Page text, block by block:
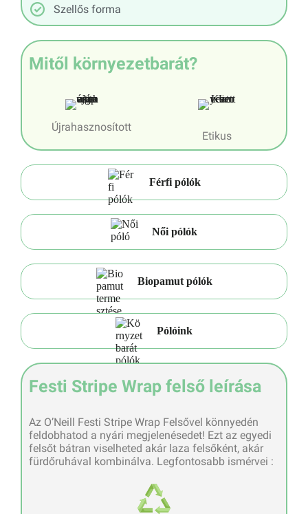
Szellős forma
Mitől környezetbarát?
Újrahasznosított
Etikus
Férfi pólók
Női pólók
Biopamut pólók
Pólóink
Festi Stripe Wrap felső leírása
Az O’Neill Festi Stripe Wrap Felsővel könnyedén
feldobhatod a nyári megjelenésedet! Ezt az egyedi
felsőt bátran viselheted akár laza felsőként, akár
fürdőruhával kombinálva. Legfontosabb ismérvei :